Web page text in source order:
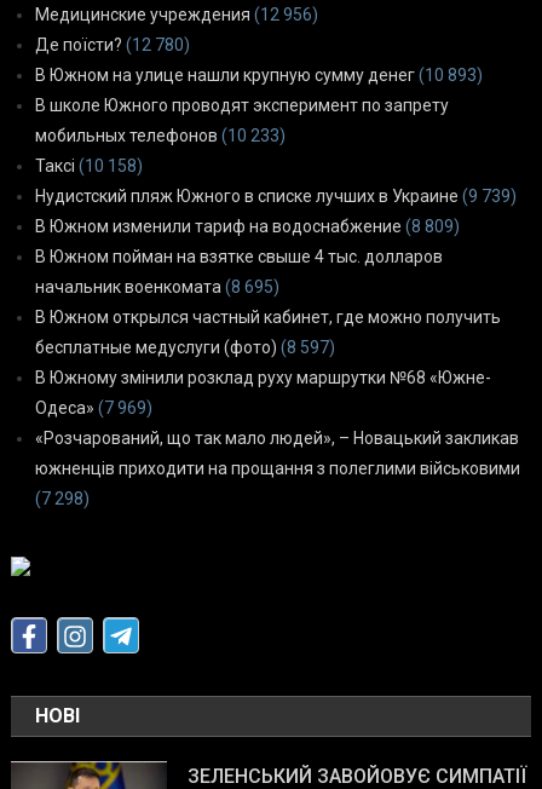
Медицинские учреждения (12 956)
Де поїсти? (12 780)
В Южном на улице нашли крупную сумму денег(10 893)
В школе Южного проводят эксперимент по запрету
мобильных телефонов (10 233)
Таксі (10 158)
Нудистский пляж Южного в списке лучших в Украине (9 739)
В Южном изменили тариф на водоснабжение (8 809)
В Южном пойман на взятке свыше 4 тыс. долларов
начальник военкомата (8 695)
В Южном открылся частный кабинет, где можно получить
бесплатные медуслуги (фото) (8 597)
В Южному змінили розклад руху маршрутки №68 «Южне-
Одеса» (7 969)
«Розчарований, що так мало людей», – Новацький закликав
южненців приходити на прощання з полеглими військовими
(7 298)
НОВІ
ЗЕЛЕНСЬКИЙ ЗАВОЙОВУЄ СИМПАТІЇ